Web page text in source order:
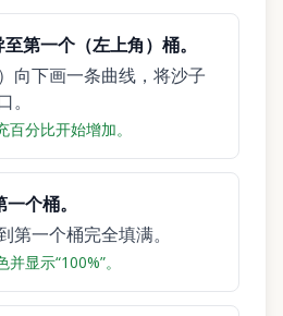
第一个（左上角）桶。
向下画一条曲线，将沙子
分比开始增加。
个桶。
第一个桶完全填满。
显示“100%”。